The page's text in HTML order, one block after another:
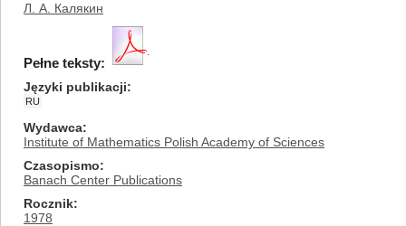
Л. А. Калякин
Pełne teksty:
Języki publikacji
RU
Wydawca
Institute of Mathematics Polish Academy of Sciences
Czasopismo
Banach Center Publications
Rocznik
1978